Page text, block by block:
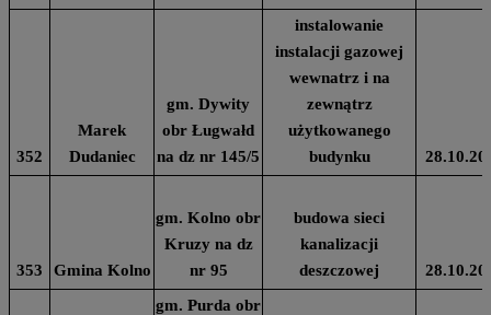
352
Marek
Dudaniec
gm. Dywity
obr Ługwałd
na dz nr 145/5
instalowanie
instalacji gazowej
wewnatrz i na
zewnątrz
użytkowanego
budynku
353 Gmina Kolno
gm. Kolno obr
Kruzy na dz
nr 95
budowa sieci
kanalizacji
deszczowej
gm. Purda obr